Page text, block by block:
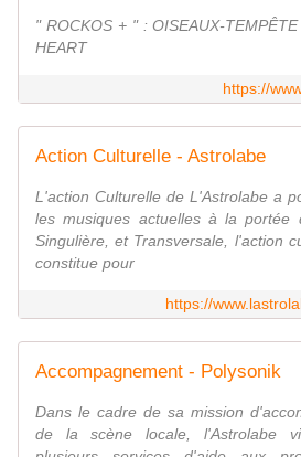
" ROCKOS + " : OISEAUX-
HEART
https://
Action Culturelle - Astrolabe
L'action Culturelle de L'Astrolabe a
les musiques actuelles à la portée
Singulière, et Transversale, l'action
constitue pour
https://
Accompagnement - Polysonik
Dans le cadre de sa mission
de la scène locale, l'Astrolabe